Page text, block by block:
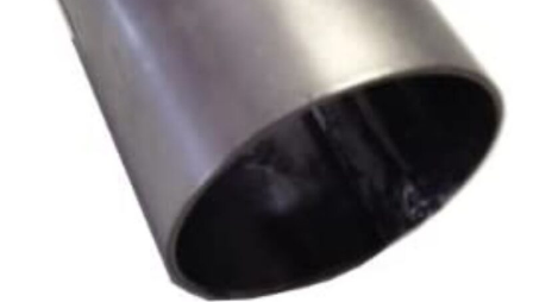
DEI製品
トラスト
ホイルパーツ